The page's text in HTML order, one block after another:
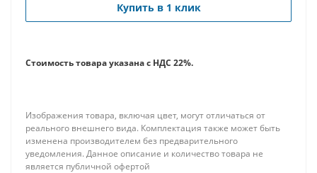
Купить в 1 клик
Стоимость товара указана с НДС 22%.
Изображения товара, включая цвет, могут отличаться от
реального внешнего вида. Комплектация также может быть
изменена производителем без предварительного
уведомления. Данное описание и количество товара не
является публичной офертой